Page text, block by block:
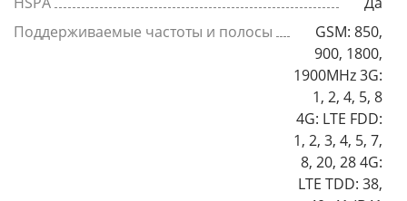
Поддерживаемые частоты и полосы
GSM: 850,
900, 1800,
1900MHz 3G:
1, 2, 4, 5, 8
4G: LTE FDD:
1, 2, 3, 4, 5, 7,
8, 20, 28 4G:
LTE TDD: 38,